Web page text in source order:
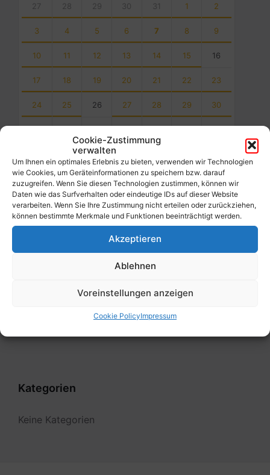
Cookie-Zustimmung
verwalten
Um Ihnen ein optimales Erlebnis zu bieten, verwenden wir Technologien
wie Cookies, um Geräteinformationen zu speichern bzw. darauf
zuzugreifen. Wenn Sie diesen Technologien zustimmen, können wir
Daten wie das Surfverhalten oder eindeutige IDs auf dieser Website
verarbeiten. Wenn Sie Ihre Zustimmung nicht erteilen oder zurückziehen,
können bestimmte Merkmale und Funktionen beeinträchtigt werden.
Akzeptieren
Ablehnen
Voreinstellungen anzeigen
Cookie PolicyImpressum
calendar
days
27 28 29 30 31 1 2
3 4 5 6 7 8 9
10 11 12 13 14 15 16
17 18 19 20 21 22 23
24 25 26 27 28 29 30
to
calendar
days
Filter
Filter
Kategorien
Keine Kategorien